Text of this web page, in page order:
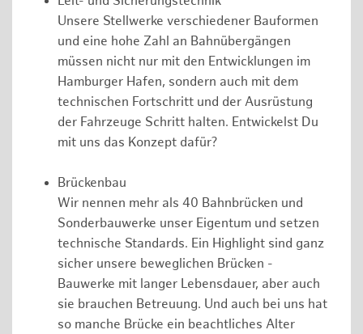
Unsere Stellwerke verschiedener Bauformen
und eine hohe Zahl an Bahnübergängen
müssen nicht nur mit den Entwicklungen im
Hamburger Hafen, sondern auch mit dem
technischen Fortschritt und der Ausrüstung
der Fahrzeuge Schritt halten. Entwickelst Du
mit uns das Konzept dafür?
Brückenbau
Wir nennen mehr als 40 Bahnbrücken und
Sonderbauwerke unser Eigentum und setzen
technische Standards. Ein Highlight sind ganz
sicher unsere beweglichen Brücken -
Bauwerke mit langer Lebensdauer, aber auch
sie brauchen Betreuung. Und auch bei uns hat
so manche Brücke ein beachtliches Alter